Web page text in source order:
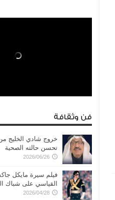
فن وثقافة
خروج شادي الخليج
تحسن حالته الصحية
2026/06/26
فيلم سيرة مايكل
القياسي على شباك
2026/04/28